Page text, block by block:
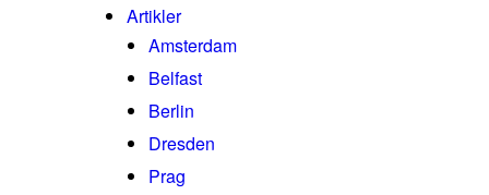
Artikler
Amsterdam
Belfast
Berlin
Dresden
Prag